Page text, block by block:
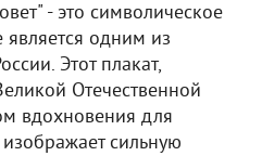
- это символическое
одним из
Этот плакат,
Отечественной
вдохновения для
сильную